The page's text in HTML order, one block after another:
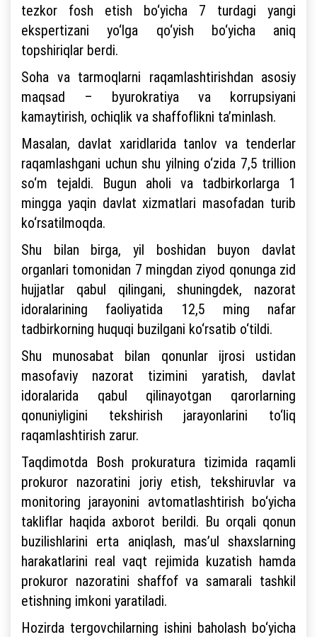
tezkor fosh etish bo‘yicha 7 turdagi yangi
ekspertizani yo‘lga qo‘yish bo‘yicha aniq
topshiriqlar berdi.
Soha va tarmoqlarni raqamlashtirishdan asosiy
maqsad – byurokratiya va korrupsiyani
kamaytirish, ochiqlik va shaffoflikni ta’minlash.
Masalan, davlat xaridlarida tanlov va tenderlar
raqamlashgani uchun shu yilning o‘zida 7,5 trillion
so‘m tejaldi. Bugun aholi va tadbirkorlarga 1
mingga yaqin davlat xizmatlari masofadan turib
ko‘rsatilmoqda.
Shu bilan birga, yil boshidan buyon davlat
organlari tomonidan 7 mingdan ziyod qonunga zid
hujjatlar qabul qilingani, shuningdek, nazorat
idoralarining faoliyatida 12,5 ming nafar
tadbirkorning huquqi buzilgani ko‘rsatib o‘tildi.
Shu munosabat bilan qonunlar ijrosi ustidan
masofaviy nazorat tizimini yaratish, davlat
idoralarida qabul qilinayotgan qarorlarning
qonuniyligini tekshirish jarayonlarini to‘liq
raqamlashtirish zarur.
Taqdimotda Bosh prokuratura tizimida raqamli
prokuror nazoratini joriy etish, tekshiruvlar va
monitoring jarayonini avtomatlashtirish bo‘yicha
takliflar haqida axborot berildi. Bu orqali qonun
buzilishlarini erta aniqlash, mas’ul shaxslarning
harakatlarini real vaqt rejimida kuzatish hamda
prokuror nazoratini shaffof va samarali tashkil
etishning imkoni yaratiladi.
Hozirda tergovchilarning ishini baholash bo‘yicha